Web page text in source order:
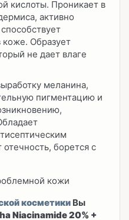
кислоты. Проникает в
активно
Образует
не дает влаге
меланина,
пигментацию и
борется с
кожи
косметики Вы
Niacinamide 20% +